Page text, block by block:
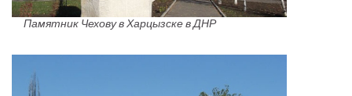
Памятник Чехову в Харцызске в ДНР